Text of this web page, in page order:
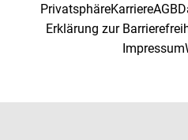
PrivatsphäreKarriereAGB
Erklärung zur
Impressum